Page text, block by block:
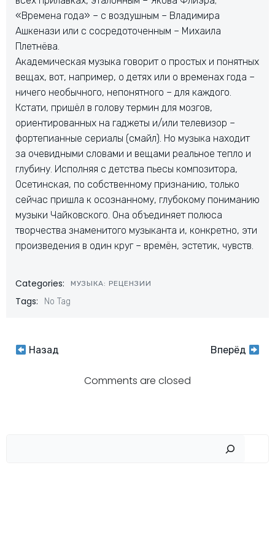
«Времена года» – с воздушным – Владимира
Ашкенази или с сосредоточенным – Михаила
Плетнёва.
Академическая музыка говорит о простых и понятных
вещах, вот, например, о детях или о временах года –
ничего необычного, непонятного – для каждого.
Кстати, пришёл в голову термин для мозгов,
ориентированных на гаджеты и/или телевизор –
фортепианные сериалы (смайл). Но музыка находит
за очевидными словами и вещами реальное тепло и
глубину. Исполняя с детства пьесы композитора,
Осетинская, по собственному признанию, только
сейчас пришла к осознанному, глубокому пониманию
музыки Чайковского. Она объединяет полюса
творчества знаменитого музыканта и, конкретно, эти
произведения в один круг – времён, эстетик, чувств.
Categories: МУЗЫКА: РЕЦЕНЗИИ
Tags: No Tag
Навигация
Назад
Навигация
по
Вперёд
Comments are closed